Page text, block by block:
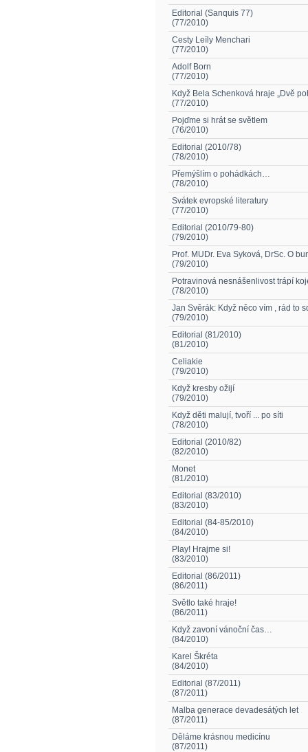
Editorial (Sanquis 77)
(77/2010)
Cesty Leïly Menchari
(77/2010)
Adolf Born
(77/2010)
Když Bela Schenková hraje „Dvě
(77/2010)
Pojďme si hrát se světlem
(76/2010)
Editorial (2010/78)
(78/2010)
Přemýšlím o pohádkách…
(78/2010)
Svátek evropské literatury
(77/2010)
Editorial (2010/79-80)
(79/2010)
Prof. MUDr. Eva Syková, DrSc. O
(79/2010)
Potravinová nesnášenlivost trápí
(78/2010)
Jan Svěrák: Když něco vím , rád to
(79/2010)
Editorial (81/2010)
(81/2010)
Celiakie
(79/2010)
Když kresby ožijí
(79/2010)
Když děti malují, tvoří ... po síti
(78/2010)
Editorial (2010/82)
(82/2010)
Monet
(81/2010)
Editorial (83/2010)
(83/2010)
Editorial (84-85/2010)
(84/2010)
Play! Hrajme si!
(83/2010)
Editorial (86/2011)
(86/2011)
Světlo také hraje!
(86/2011)
Když zavoní vánoční čas…
(84/2010)
Karel Škréta
(84/2010)
Editorial (87/2011)
(87/2011)
Malba generace devadesátých let
(87/2011)
Děláme krásnou medicínu
(87/2011)